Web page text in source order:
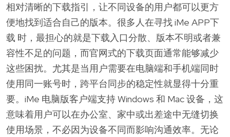
相对清晰的下载指引，让不同设备的用户都可以更方
便地找到适合自己的版本。很多人在寻找 iMe APP下
载 时，最担心的就是下载入口分散、版本不明或者兼
容性不足的问题，而官网式的下载页面通常能够减少
这些困扰。尤其是当用户需要在电脑端和手机端同时
使用同一账号时，跨平台同步的稳定性就显得十分重
要。iMe 电脑版客户端支持 Windows 和 Mac 设备，这
意味着用户可以在办公室、家中或出差途中无缝切换
使用场景，不必因为设备不同而影响沟通效率。无论